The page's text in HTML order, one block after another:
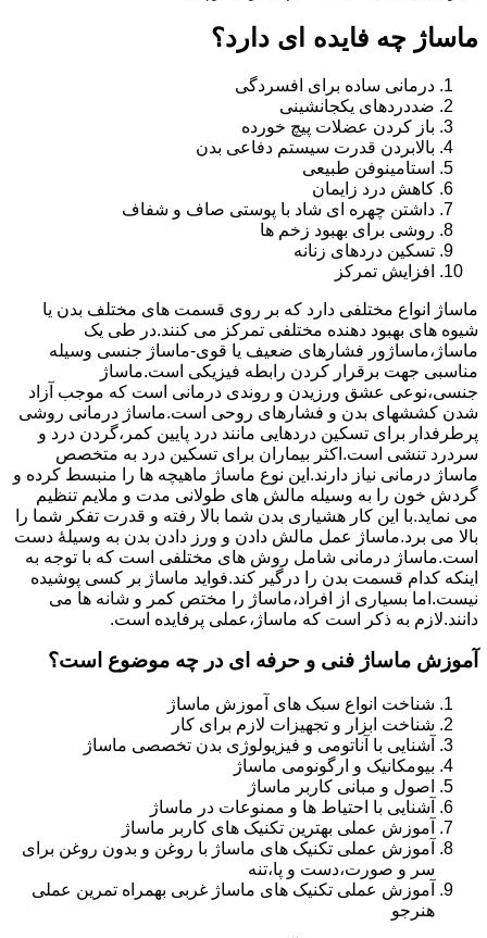
ماساژ چه فایده ای دارد؟
درمانی ساده برای افسردگی
ضددردهای یکجانشینی
باز کردن عضلات پیچ خورده
بالابردن قدرت سیستم دفاعی بدن
استامینوفن طبیعی
کاهش درد زایمان
داشتن چهره ای شاد با پوستی صاف و شفاف
روشی برای بهبود زخم ها
تسکین دردهای زنانه
افزایش تمرکز
ماساژ انواع مختلفی دارد که بر روی قسمت های مختلف بدن یا
شیوه های بهبود دهنده مختلفی تمرکز می کنند.در طی یک
ماساژ،ماساژور فشارهای ضعیف یا قوی-ماساژ جنسی وسیله
مناسبی جهت برقرار کردن رابطه فیزیکی است.ماساژ
جنسی،نوعی عشق ورزیدن و روندی درمانی است که موجب آزاد
شدن کششهای بدن و فشارهای روحی است.ماساژ درمانی روشی
پرطرفدار برای تسکین دردهایی مانند درد پایین کمر،گردن درد و
سردرد تنشی است.اکثر بیماران برای تسکین درد به متخصص
ماساژ درمانی نیاز دارند.این نوع ماساژ ماهیچه ها را منبسط کرده و
گردش خون را به وسیله مالش های طولانی مدت و ملایم تنظیم
می نماید.با این کار هشیاری بدن شما بالا رفته و قدرت تفکر شما را
بالا می برد.ماساژ عمل مالش دادن و ورز دادن بدن به وسیلۀ دست
است.ماساژ درمانی شامل روش های مختلفی است که با توجه به
اینکه کدام قسمت بدن را درگیر کند.فواید ماساژ بر کسی پوشیده
نیست.اما بسیاری از افراد،ماساژ را مختص کمر و شانه ها می
دانند.لازم به ذکر است که ماساژ،عملی پرفایده است.
آموزش ماساژ فنی و حرفه ای در چه موضوع است؟
شناخت انواع سبک های آموزش ماساژ
شناخت ابزار و تجهیزات لازم برای کار
آشنایی با آناتومی و فیزیولوژی بدن تخصصی ماساژ
بیومکانیک و ارگونومی ماساژ
اصول و مبانی کاربر ماساژ
آشنایی با احتیاط ها و ممنوعات در ماساژ
آموزش عملی بهترین تکنیک های کاربر ماساژ
آموزش عملی تکنیک های ماساژ با روغن و بدون روغن برای
سر و صورت،دست و پا،تنه
آموزش عملی تکنیک های ماساژ غربی بهمراه تمرین عملی
هنرجو